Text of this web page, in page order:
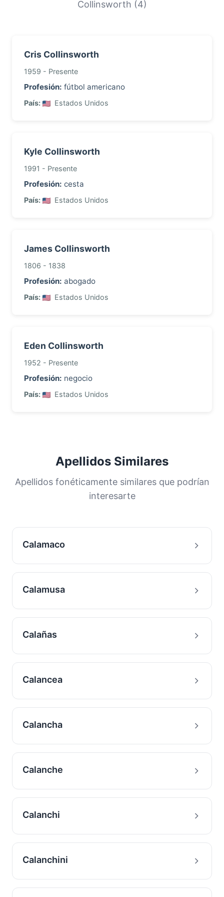
Collinsworth (4)
Cris Collinsworth
1959 - Presente
Profesión: fútbol americano
País: Estados Unidos
Kyle Collinsworth
1991 - Presente
Profesión: cesta
País: Estados Unidos
James Collinsworth
1806 - 1838
Profesión: abogado
País: Estados Unidos
Eden Collinsworth
1952 - Presente
Profesión: negocio
País: Estados Unidos
Apellidos Similares
Apellidos fonéticamente similares que podrían
interesarte
Calamaco
Calamusa
Calañas
Calancea
Calancha
Calanche
Calanchi
Calanchini